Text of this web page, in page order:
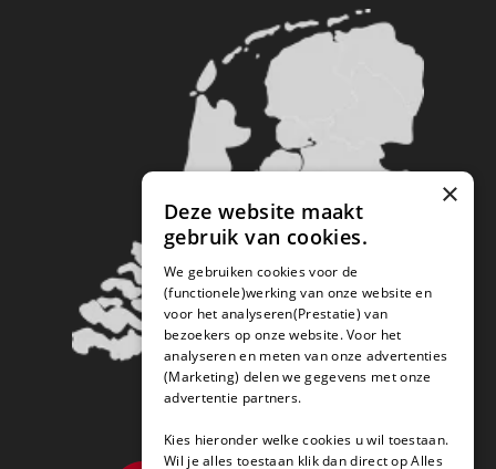
×
Deze website maakt
gebruik van cookies.
We gebruiken cookies voor de
(functionele)werking van onze website en
voor het analyseren(Prestatie) van
bezoekers op onze website. Voor het
analyseren en meten van onze advertenties
(Marketing) delen we gegevens met onze
advertentie partners.
Kies hieronder welke cookies u wil toestaan.
Wil je alles toestaan klik dan direct op Alles